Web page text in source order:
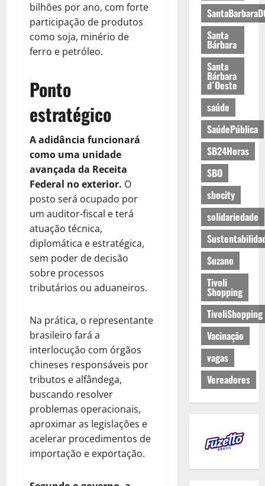
bilhões por ano, com forte
participação de produtos
como soja, minério de
ferro e petróleo.
Ponto
estratégico
A adidância funcionará
como uma unidade
avançada da Receita
Federal no exterior. O
posto será ocupado por
um auditor-fiscal e terá
atuação técnica,
diplomática e estratégica,
sem poder de decisão
sobre processos
tributários ou aduaneiros.
Na prática, o representante
brasileiro fará a
interlocução com órgãos
chineses responsáveis por
tributos e alfândega,
buscando resolver
problemas operacionais,
aproximar as legislações e
acelerar procedimentos de
importação e exportação.
Santa
Bárbara
Santa
Bárbara
d´Oeste
saúde
SaúdePública
SB24Horas
SBO
sbocity
solidariedade
Suzano
Tivoli
Shopping
TivoliShopping
Vacinação
vagas
Vereadores